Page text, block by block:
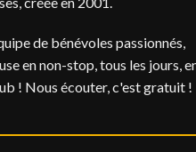
de bénévoles passionnés,
en non-stop, tous les jours,
! Nous écouter, c'est gratuit !